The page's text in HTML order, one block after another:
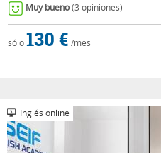
Muy bueno (3 opiniones)
sólo130 € /mes
Inglés online